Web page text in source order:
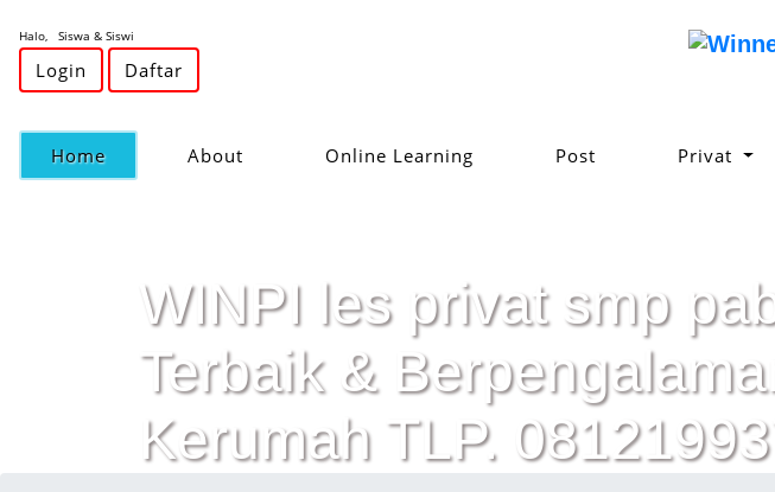
Halo, Siswa & Siswi
Login Daftar
Home(current) About Online Learning Post Privat
WINPI les privat smp
Terbaik &
Kerumah TLP.